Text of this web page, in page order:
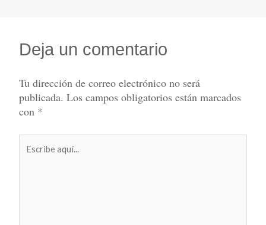
Deja un comentario
Tu dirección de correo electrónico no será
publicada. Los campos obligatorios están marcados
con *
aquí...